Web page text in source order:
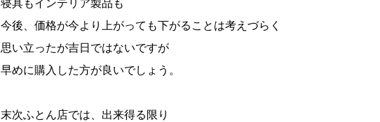
寝具もインテリア製品も
今後、価格が今より上がっても下がることは考えづらく
思い立ったが吉日ではないですが
早めに購入した方が良いでしょう。
末次ふとん店では、出来得る限り